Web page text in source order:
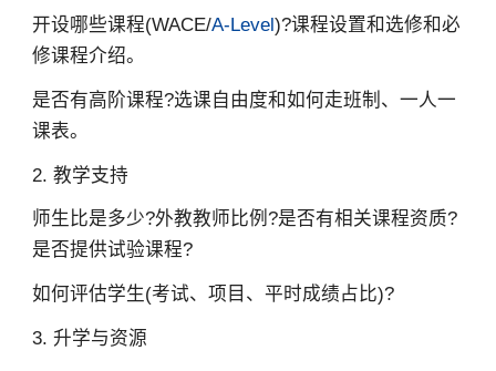
开设哪些课程(WACE/A-Level)?课程设置和选修和必
修课程介绍。
是否有高阶课程?选课自由度和如何走班制、一人一
课表。
2. 教学支持
师生比是多少?外教教师比例?是否有相关课程资质?
是否提供试验课程?
如何评估学生(考试、项目、平时成绩占比)?
3. 升学与资源